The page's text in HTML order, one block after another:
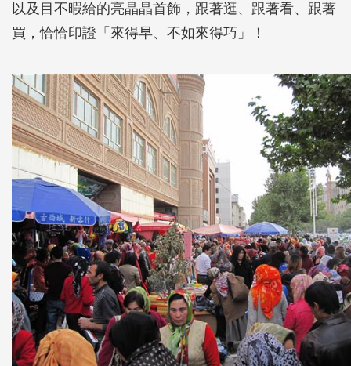
以及目不暇給的亮晶晶首飾，跟著逛、跟著看、跟著
買，恰恰印證「來得早、不如來得巧」！